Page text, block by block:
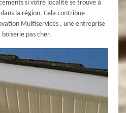
si votre localité se trouve à
la région. Cela contribue
Multiservices , une entreprise
pas cher.